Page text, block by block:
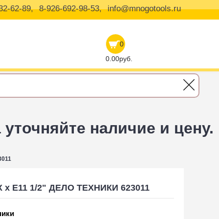
62-89, 8-926-692-98-53, info@mnogotools.ru
0
0.00руб.
наличие и цену.
х E11 1/2" ДЕЛО ТЕХНИКИ 623011